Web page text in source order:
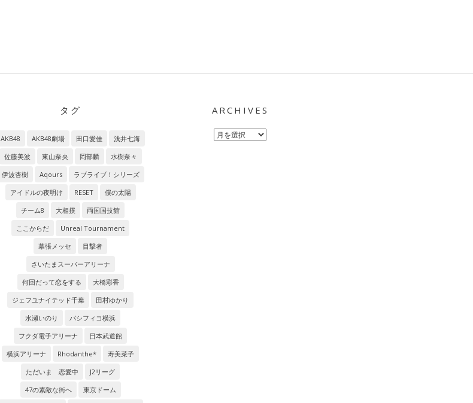
タグ
AKB48 AKB48劇場 田口愛佳
浅井七海
佐藤美波
東山奈央 岡部麟
水樹奈々
伊波杏樹
Aqours
ラブライブ！シリーズ
アイドルの夜明け
RESET
僕の太陽
チーム8
大相撲
両国国技館
ここからだ
Unreal Tournament
幕張メッセ
目撃者
さいたまスーパーアリーナ
何回だって恋をする
大橋彩香
ジェフユナイテッド千葉
田村ゆかり
水瀬いのり
パシフィコ横浜
フクダ電子アリーナ
日本武道館
横浜アリーナ
Rhodanthe*
寿美菜子
ただいま 恋愛中
J2リーグ
47の素敵な街へ
東京ドーム
ARCHIVES
Archives